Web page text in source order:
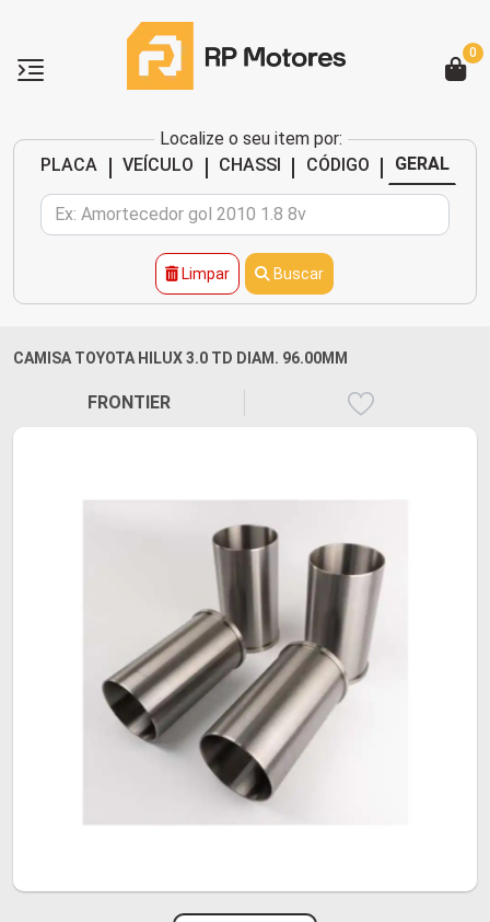
Localize o seu item por:
PLACA
| VEÍCULO | CHASSI | CÓDIGO | GERAL
Limpar Buscar
0
CAMISA TOYOTA HILUX 3.0 TD DIAM. 96.00MM
FRONTIER